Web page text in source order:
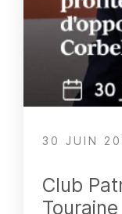
Club
Touraine
30 JUIN